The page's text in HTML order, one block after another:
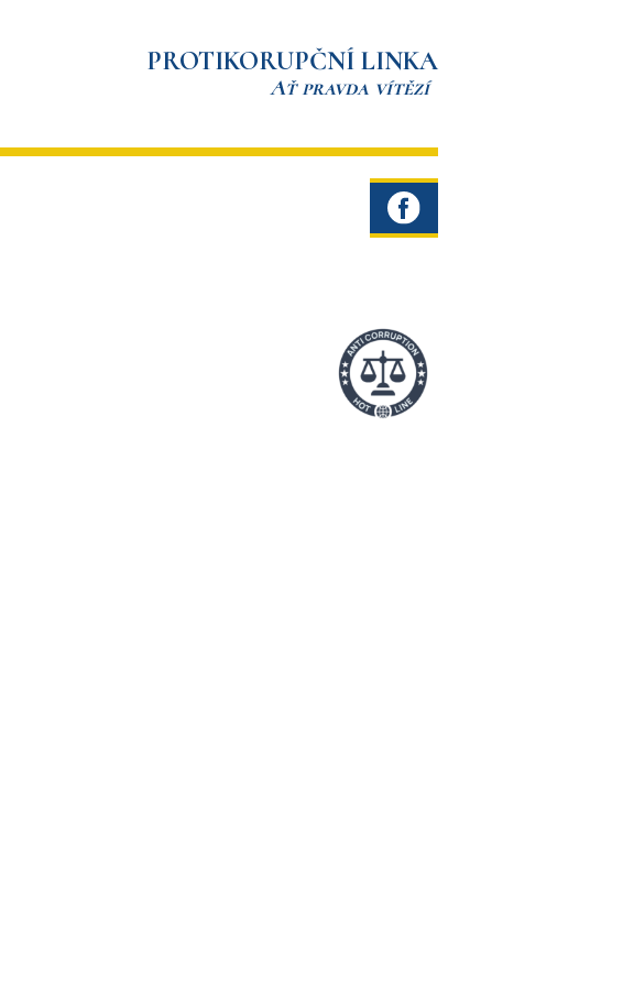
PROTIKORUPČNÍ LINKA
Ať pravda vítězí